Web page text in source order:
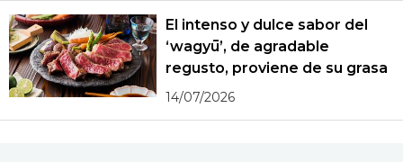
El intenso y dulce sabor del
‘wagyū’, de agradable
regusto, proviene de su grasa
14/07/2026